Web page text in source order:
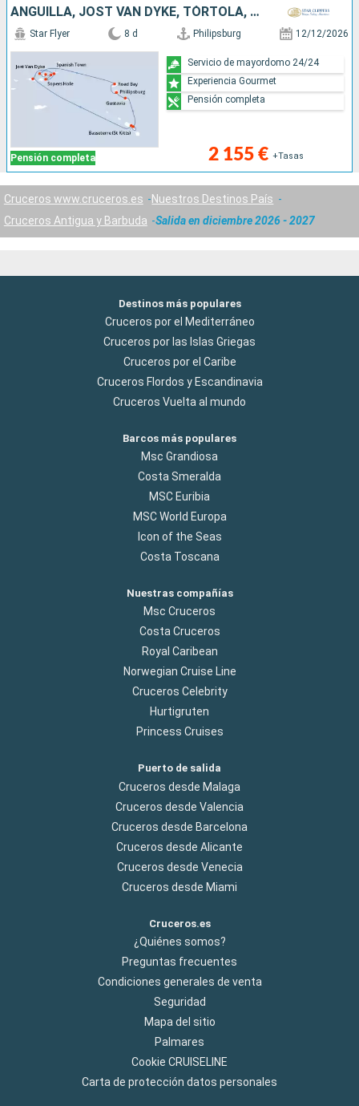
ANGUILLA, JOST VAN DYKE, TÓRTOLA, CANAL DE SIR FRANCIS DRAKE, NORMAN ISLAND, VIRGEN GORDA, ANTIGUA Y BARBUDA, FRANCIA, SAN MARTÍN
Pensión completa
Star Flyer 8 d Philipsburg 12/12/2026
2 155 € +Tasas
Servicio de mayordomo 24/24
Experiencia Gourmet
Pensión completa
Cruceros www.cruceros.es
Nuestros Destinos País
Cruceros Antigua y Barbuda
Salida en diciembre 2026 - 2027
Destinos más populares
Cruceros por el Mediterráneo
Cruceros por las Islas Griegas
Cruceros por el Caribe
Cruceros Flordos y Escandinavia
Cruceros Vuelta al mundo
Barcos más populares
Msc Grandiosa
Costa Smeralda
MSC Euribia
MSC World Europa
Icon of the Seas
Costa Toscana
Nuestras compañías
Msc Cruceros
Costa Cruceros
Royal Caribean
Norwegian Cruise Line
Cruceros Celebrity
Hurtigruten
Princess Cruises
Puerto de salida
Cruceros desde Malaga
Cruceros desde Valencia
Cruceros desde Barcelona
Cruceros desde Alicante
Cruceros desde Venecia
Cruceros desde Miami
Cruceros.es
¿Quiénes somos?
Preguntas frecuentes
Condiciones generales de venta
Seguridad
Mapa del sitio
Palmares
Cookie CRUISELINE
Carta de protección datos personales